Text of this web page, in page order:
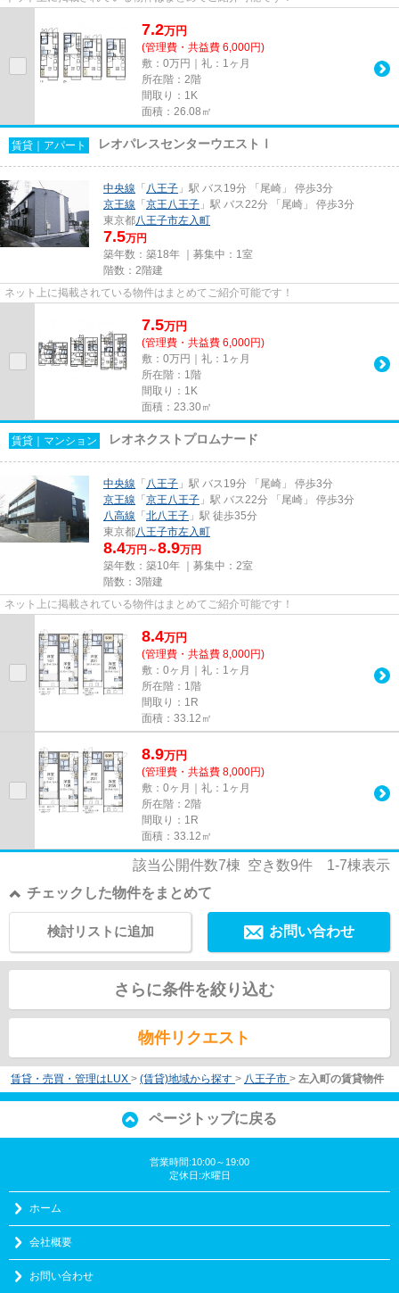
7.2万円
(管理費・共益費 6,000円)
敷：0万円｜礼：1ヶ月
所在階：2階
間取り：1K
面積：26.08㎡
賃貸｜アパート レオパレスセンターウエストⅠ
中央線 「 八王子 」駅 バス19分 「尾崎」 停歩3分
京王線 「京王八王子 」駅 バス22分 「尾崎」 停歩3分
東京都八王子市左入町
7.5万円
築年数：築18年 ｜募集中： 1室
階数：2階建
ネット上に掲載されている物件はまとめてご紹介可能です！
7.5万円
(管理費・共益費 6,000円)
敷：0万円｜礼：1ヶ月
所在階：1階
間取り：1K
面積：23.30㎡
賃貸｜マンション レオネクストプロムナード
中央線 「 八王子 」駅 バス19分 「尾崎」 停歩3分
京王線 「京王八王子 」駅 バス22分 「尾崎」 停歩3分
八高線 「北八王子 」駅 徒歩35分
東京都八王子市左入町
8.4万円～8.9万円
築年数：築10年 ｜募集中： 2室
階数：3階建
ネット上に掲載されている物件はまとめてご紹介可能です！
8.4万円
(管理費・共益費 8,000円)
敷：0ヶ月｜礼：1ヶ月
所在階：1階
間取り：1R
面積：33.12㎡
8.9万円
(管理費・共益費 8,000円)
敷：0ヶ月｜礼：1ヶ月
所在階：2階
間取り：1R
面積：33.12㎡
該当公開件数7棟 空き数9件 1-7棟表示
チェックした物件をまとめて
お問い合わせ
検討リストに追加
さらに条件を絞り込む
物件リクエスト
賃貸・売買・管理はLUX > (賃貸)地域から探す > 八王子市 > 左入町の賃貸物件
ページトップに戻る
営業時間:10:00～19:00
定休日:水曜日
ホーム
会社概要
お問い合わせ